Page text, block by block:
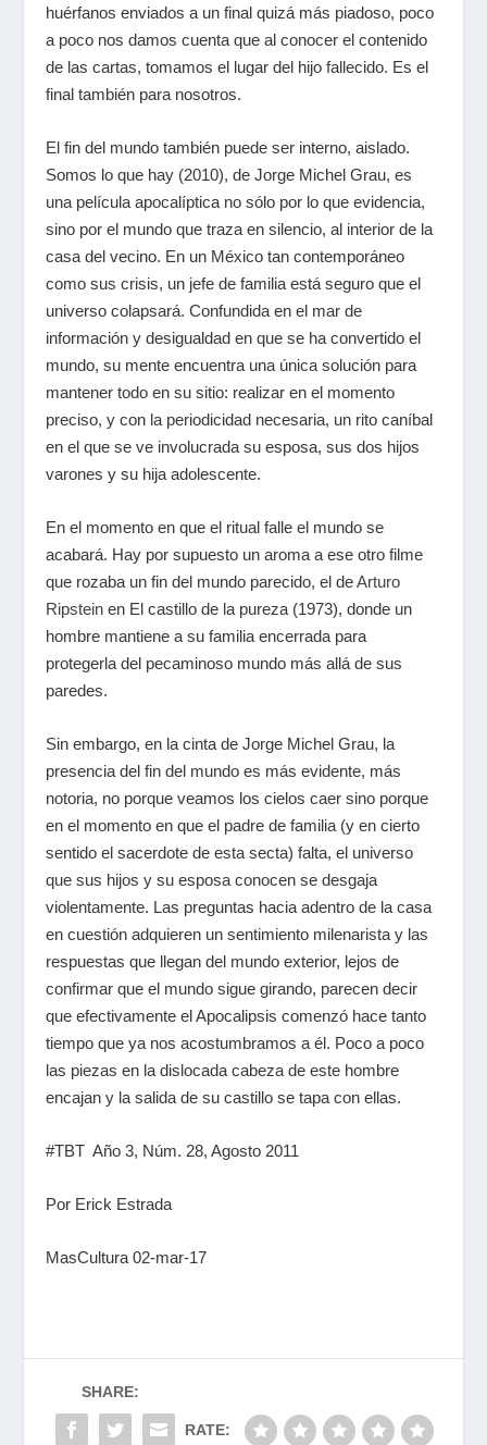
huérfanos enviados a un final quizá más piadoso, poco
a poco nos damos cuenta que al conocer el contenido
de las cartas, tomamos el lugar del hijo fallecido. Es el
final también para nosotros.
El fin del mundo también puede ser interno, aislado.
Somos lo que hay (2010), de Jorge Michel Grau, es
una película apocalíptica no sólo por lo que evidencia,
sino por el mundo que traza en silencio, al interior de la
casa del vecino. En un México tan contemporáneo
como sus crisis, un jefe de familia está seguro que el
universo colapsará. Confundida en el mar de
información y desigualdad en que se ha convertido el
mundo, su mente encuentra una única solución para
mantener todo en su sitio: realizar en el momento
preciso, y con la periodicidad necesaria, un rito caníbal
en el que se ve involucrada su esposa, sus dos hijos
varones y su hija adolescente.
En el momento en que el ritual falle el mundo se
acabará. Hay por supuesto un aroma a ese otro filme
que rozaba un fin del mundo parecido, el deArturo
Ripstein en El castillo de la pureza (1973), donde un
hombre mantiene a su familia encerrada para
protegerla del pecaminoso mundo más allá de sus
paredes.
Sin embargo, en la cinta de Jorge Michel Grau, la
presencia del fin del mundo es más evidente, más
notoria, no porque veamos los cielos caer sino porque
en el momento en que el padre de familia (y en cierto
sentido el sacerdote de esta secta) falta, el universo
que sus hijos y su esposa conocen se desgaja
violentamente. Las preguntas hacia adentro de la casa
en cuestión adquieren un sentimiento milenarista y las
respuestas que llegan del mundo exterior, lejos de
confirmar que el mundo sigue girando, parecen decir
que efectivamente el Apocalipsis comenzó hace tanto
tiempo que ya nos acostumbramos a él. Poco a poco
las piezas en la dislocada cabeza de este hombre
encajan y la salida de su castillo se tapa con ellas.
#TBT Año 3, Núm. 28, Agosto 2011
Por Erick Estrada
MasCultura 02-mar-17
SHARE:
RATE: